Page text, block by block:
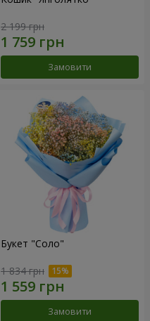
2 199 грн
Замовити
Букет "Соло"
1 834 грн
Замовити